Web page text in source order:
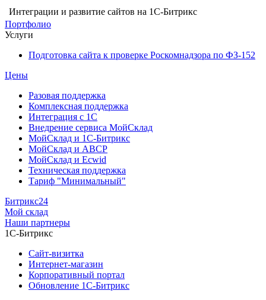
Интеграции и развитие сайтов на 1С-Битрикс
Портфолио
Услуги
Подготовка сайта к проверке Роскомнадзора по ФЗ-152
Цены
Разовая поддержка
Комплексная поддержка
Интеграция с 1С
Внедрение сервиса МойСклад
МойСклад и 1С-Битрикс
МойСклад и ABCP
МойСклад и Ecwid
Техническая поддержка
Тариф "Минимальный"
Битрикс24
Мой склад
Наши партнеры
1С-Битрикс
Сайт-визитка
Интернет-магазин
Корпоративный портал
Обновление 1С-Битрикс